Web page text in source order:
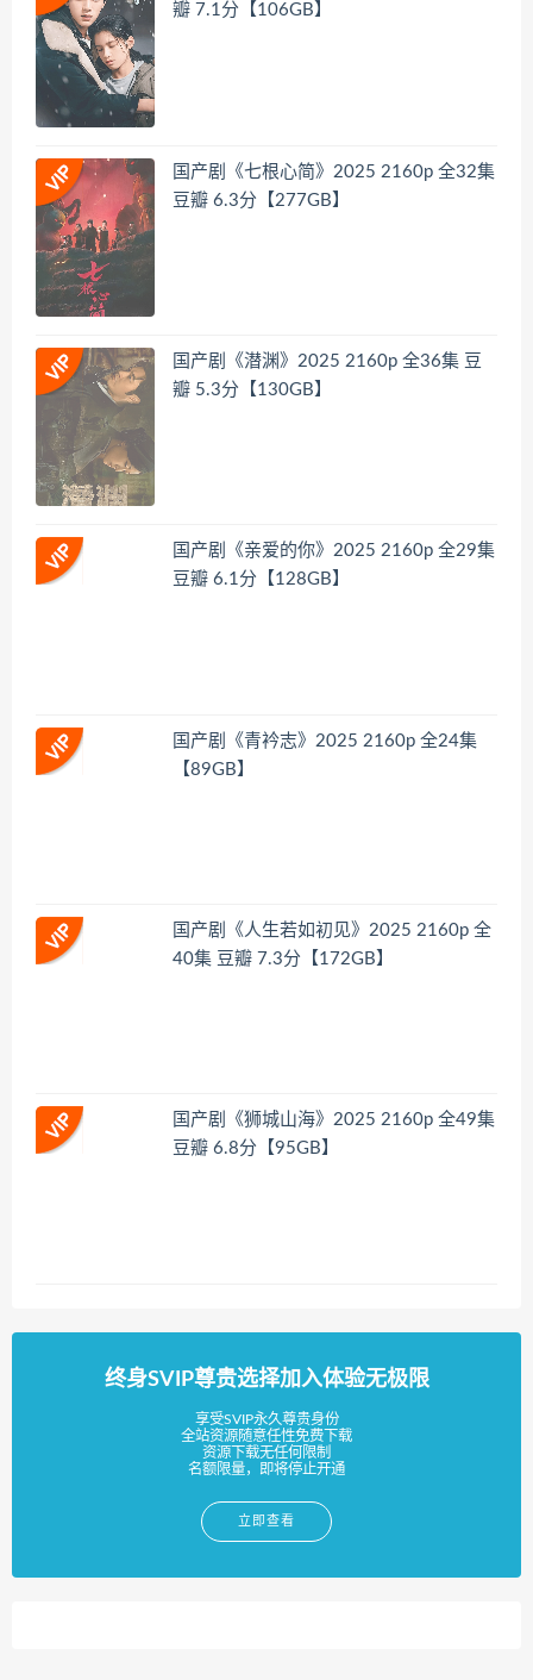
瓣 7.1分【106GB】
国产剧《七根心简》2025 2160p 全32集
豆瓣 6.3分【277GB】
国产剧《潜渊》2025 2160p 全36集 豆
瓣 5.3分【130GB】
国产剧《亲爱的你》2025 2160p 全29集
豆瓣 6.1分【128GB】
国产剧《青衿志》2025 2160p 全24集
【89GB】
国产剧《人生若如初见》2025 2160p 全
40集 豆瓣 7.3分【172GB】
国产剧《狮城山海》2025 2160p 全49集
豆瓣 6.8分【95GB】
终身SVIP尊贵选择加入体验无极限
享受SVIP永久尊贵身份
全站资源随意任性免费下载
资源下载无任何限制
名额限量，即将停止开通
立即查看